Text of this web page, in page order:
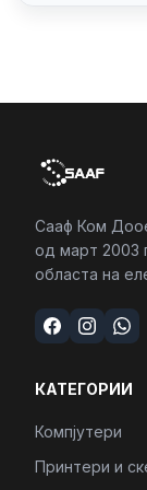
Сааф Ком
од март 2003
областа на
КАТЕГОРИИ
Компјутери
Принтери и